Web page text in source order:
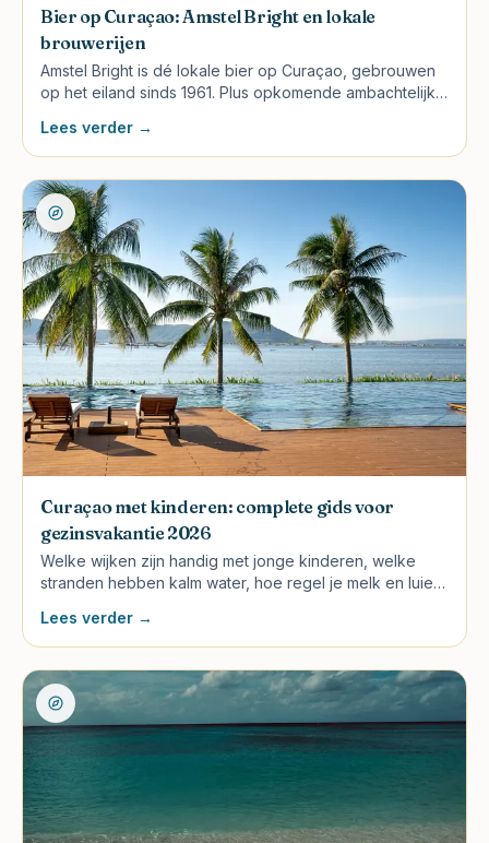
Bier op Curaçao: Amstel Bright en lokale
brouwerijen
Amstel Bright is dé lokale bier op Curaçao, gebrouwen
op het eiland sinds 1961. Plus opkomende ambachtelijke
Lees verder →
Curaçao met kinderen: complete gids voor
gezinsvakantie 2026
Welke wijken zijn handig met jonge kinderen, welke
stranden hebben kalm water, hoe regel je melk en luiers
gouden bergen.
Lees verder →